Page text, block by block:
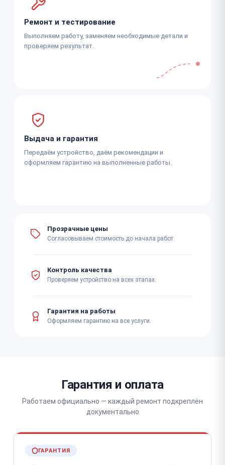
Ремонт и тестирование
Выполняем работу, заменяем необходимые детали и
проверяем результат.
Выдача и гарантия
Передаём устройство, даём рекомендации и
оформляем гарантию на выполненные работы.
Прозрачные цены
Согласовываем стоимость до начала работ.
Контроль качества
Проверяем устройство на всех этапах.
Гарантия на работы
Оформляем гарантию на все услуги.
Гарантия и оплата
Работаем официально — каждый ремонт подкреплён
документально
ГАРАНТИЯ